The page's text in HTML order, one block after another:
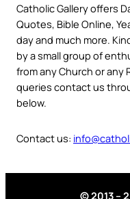
Catholic Gallery offers
Quotes, Bible Online,
day and much more.
by a small group of
from any Church or any
queries contact us
below.
Contact us:
© 2013 –